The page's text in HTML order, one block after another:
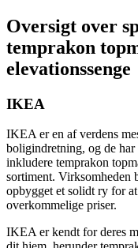
Oversigt over
temprakon
elevationssenge
IKEA
IKEA er en af verdens
boligindretning, og de har
inkludere temprakon
sortiment. Virksomheden
opbygget et solidt ry for
overkommelige priser.
IKEA er kendt for deres